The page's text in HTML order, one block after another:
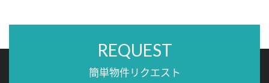
REQUEST
簡単物件リクエスト